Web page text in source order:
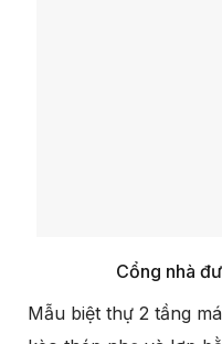
Cổng nhà
Mẫu biệt thự 2 tầng